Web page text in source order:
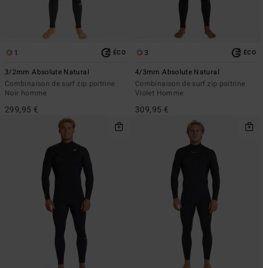
1 ÉCO
3/2mm Absolute Natural
Combinaison de surf zip poitrine
Noir homme
299,95 €
3 ÉCO
4/3mm Absolute Natural
Combinaison de surf zip poitrine
Violet Homme
309,95 €